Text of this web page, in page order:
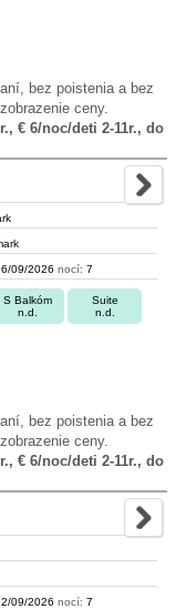
bez poistenia a bez
ceny.
€ 6/noc/deti 2-11r., do
09/2026 nocí: 7
S Balkóm
n.d.
Suite
n.d.
bez poistenia a bez
ceny.
€ 6/noc/deti 2-11r., do
09/2026 nocí: 7